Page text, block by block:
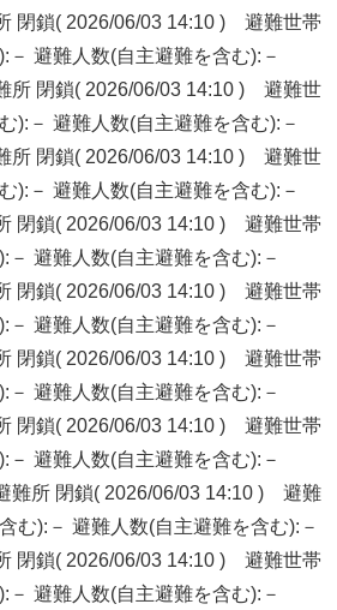
閉鎖( 2026/06/03 14:10 ) 避難世帯
－ 避難人数(自主避難を含む):－
所 閉鎖( 2026/06/03 14:10 ) 避難世
):－ 避難人数(自主避難を含む):－
所 閉鎖( 2026/06/03 14:10 ) 避難世
):－ 避難人数(自主避難を含む):－
閉鎖( 2026/06/03 14:10 ) 避難世帯
－ 避難人数(自主避難を含む):－
閉鎖( 2026/06/03 14:10 ) 避難世帯
－ 避難人数(自主避難を含む):－
閉鎖( 2026/06/03 14:10 ) 避難世帯
－ 避難人数(自主避難を含む):－
閉鎖( 2026/06/03 14:10 ) 避難世帯
－ 避難人数(自主避難を含む):－
難所 閉鎖( 2026/06/03 14:10 ) 避難
む):－ 避難人数(自主避難を含む):－
閉鎖( 2026/06/03 14:10 ) 避難世帯
－ 避難人数(自主避難を含む):－